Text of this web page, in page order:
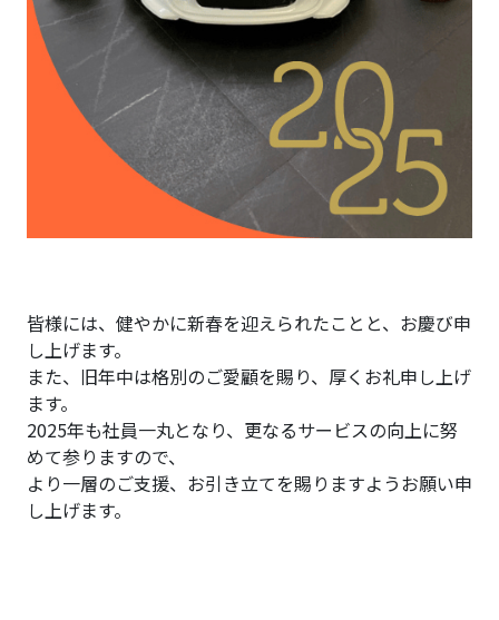
皆様には、健やかに新春を迎えられたことと、お慶び申
し上げます。
また、旧年中は格別のご愛顧を賜り、厚くお礼申し上げ
ます。
2025年も社員一丸となり、更なるサービスの向上に努
めて参りますので、
より一層のご支援、お引き立てを賜りますようお願い申
し上げます。